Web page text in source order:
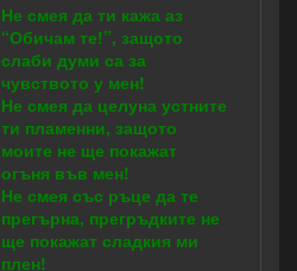
Не смея да ти кажа аз
“Обичам те!”, защото
слаби думи са за
чувството у мен!
Не смея да целуна устните
ти пламенни, защото
моите не ще покажат
огъня във мен!
Не смея със ръце да те
прегърна, прегръдките не
ще покажат сладкия ми
плен!